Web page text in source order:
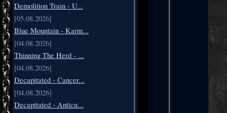
Demolition Train - U...
[05.08.2026]
Blue Mountain - Karm...
[04.08.2026]
Thinning The Herd - ...
[04.08.2026]
Decapitated - Cancer...
[04.08.2026]
Decapitated - Anticu...